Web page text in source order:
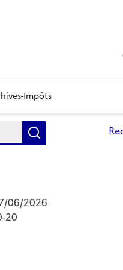
Impôts
06/2026
20